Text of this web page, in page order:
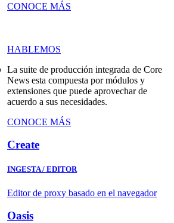
CONOCE MÁS
HABLEMOS
La suite de producción integrada de Core
News esta compuesta por módulos y
extensiones que puede aprovechar de
acuerdo a sus necesidades.
CONOCE MÁS
Create
INGESTA / EDITOR
Editor de proxy basado en el navegador
Oasis